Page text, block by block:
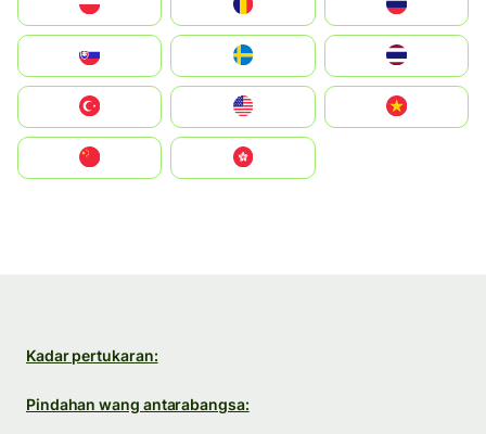
United States
中國香港特別行政區
Kadar pertukaran:
Pindahan wang antarabangsa: